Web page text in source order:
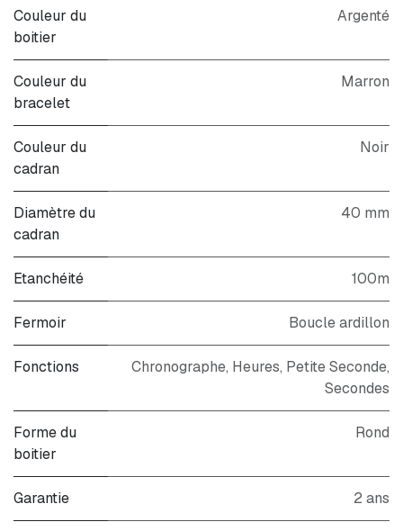
Couleur du
boitier
Argenté
Couleur du
bracelet
Marron
Couleur du
cadran
Noir
Diamètre du
cadran
40 mm
Etanchéité 100m
Fermoir Boucle ardillon
Fonctions
Chronographe, Heures, Petite Seconde,
Secondes
Forme du
boitier
Rond
Garantie 2 ans